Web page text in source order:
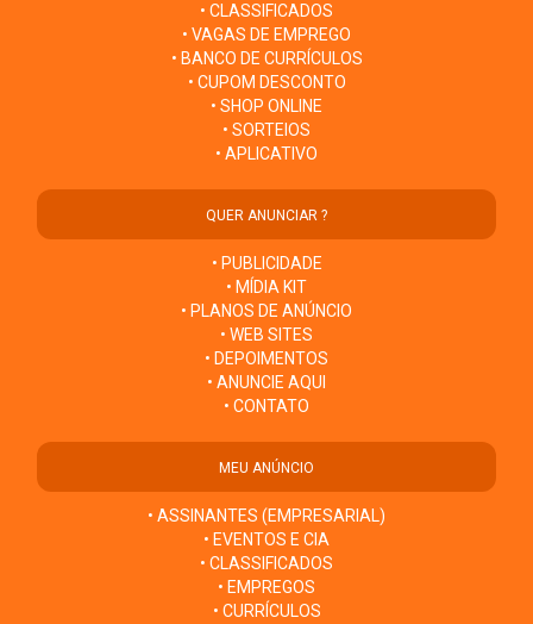
• CLASSIFICADOS
• VAGAS DE EMPREGO
• BANCO DE CURRÍCULOS
• CUPOM DESCONTO
• SHOP ONLINE
• SORTEIOS
• APLICATIVO
QUER ANUNCIAR ?
• PUBLICIDADE
• MÍDIA KIT
• PLANOS DE ANÚNCIO
• WEB SITES
• DEPOIMENTOS
• ANUNCIE AQUI
• CONTATO
MEU ANÚNCIO
• ASSINANTES (EMPRESARIAL)
• EVENTOS E CIA
• CLASSIFICADOS
• EMPREGOS
• CURRÍCULOS